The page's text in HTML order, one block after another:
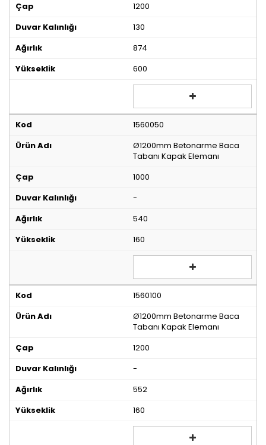
1200
130
874
600
1560050
Ø1200mm Betonarme Baca
Tabanı Kapak Elemanı
1000
-
540
160
1560100
Ø1200mm Betonarme Baca
Tabanı Kapak Elemanı
1200
-
552
160